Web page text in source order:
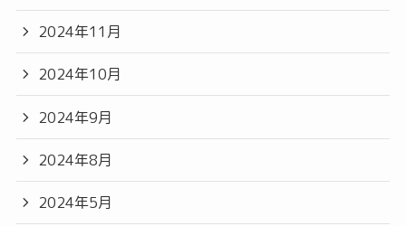
2024年11月
2024年10月
2024年9月
2024年8月
2024年5月